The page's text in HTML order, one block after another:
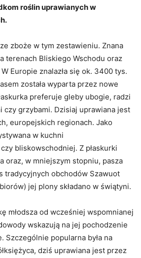
roślin uprawianych w
zboże w tym zestawieniu. Znana
terenach Bliskiego Wschodu oraz
Europie znalazła się ok. 3400 tys.
została wyparta przez nowe
preferuje gleby ubogie, radzi
czy grzybami. Dzisiaj uprawiana jest
europejskich regionach. Jako
w kuchni
bliskowschodniej. Z płaskurki
oraz, w mniejszym stopniu, pasza
tradycyjnych obchodów Szawuot
jej plony składano w świątyni.
młodsza od wcześniej wspomnianej
wskazują na jej pochodzenie
Szczególnie popularna była na
dziś uprawiana jest przez